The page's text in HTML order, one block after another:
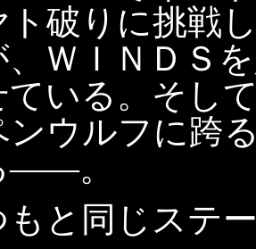
ト破りに挑戦
、ＷＩＮＤＳ
ている。そし
ンウルフに跨
――。
と同じステ